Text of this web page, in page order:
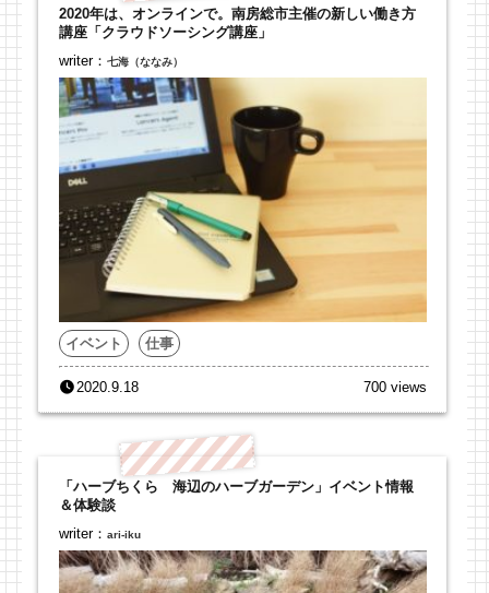
2020年は、オンラインで。南房総市主催の新しい働き方
講座「クラウドソーシング講座」
writer： 七海（ななみ）
イベント 仕事
2020.9.18 700 views
「ハーブちくら 海辺のハーブガーデン」イベント情報
＆体験談
writer： ari-iku